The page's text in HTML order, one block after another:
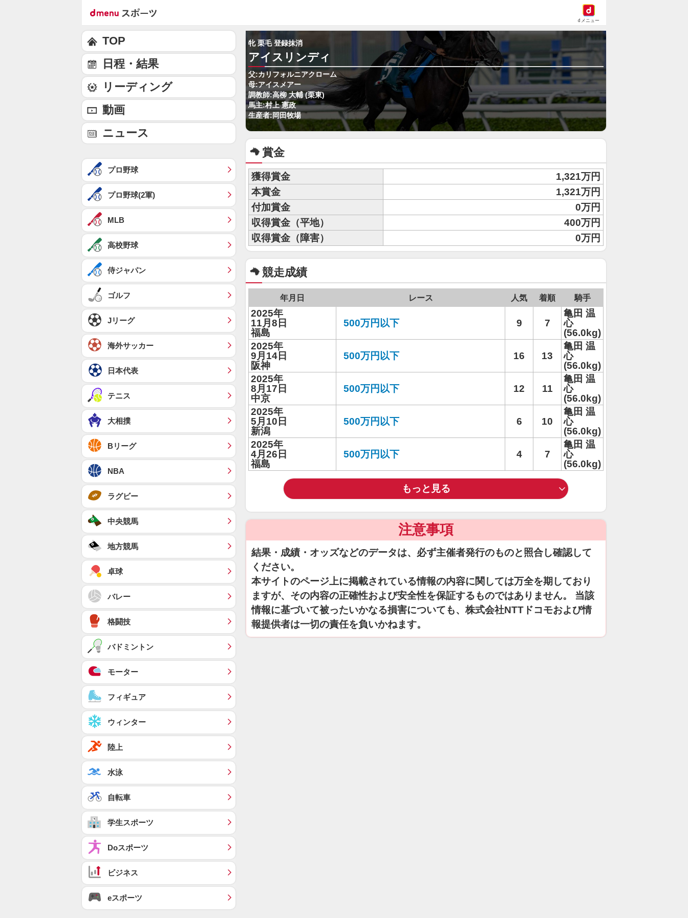
dメニュー
牝 栗毛 登録抹消
アイスリンディ
父:カリフォルニアクローム
母:アイスメアー
調教師:高柳 大輔 (栗東)
馬主:村上 憲政
生産者:岡田牧場
賞金
獲得賞金
1,321万円
本賞金
1,321万円
付加賞金
0万円
収得賞金（平地）
400万円
収得賞金（障害）
0万円
競走成績
年月日 レース 人気 着順 騎手
2025年
11月8日
福島
500万円以下 9 7
亀田 温
心
(56.0kg)
2025年
9月14日
阪神
500万円以下 16 13
亀田 温
心
(56.0kg)
2025年
8月17日
中京
500万円以下 12 11
亀田 温
心
(56.0kg)
2025年
5月10日
新潟
500万円以下 6 10
亀田 温
心
(56.0kg)
2025年
4月26日
福島
500万円以下 4 7
亀田 温
心
(56.0kg)
もっと見る
注意事項
結果・成績・オッズなどのデータは、必ず主催者発行のものと照合し確認して
ください。
本サイトのページ上に掲載されている情報の内容に関しては万全を期しており
ますが、その内容の正確性および安全性を保証するものではありません。 当該
情報に基づいて被ったいかなる損害についても、株式会社NTTドコモおよび情
報提供者は一切の責任を負いかねます。
TOP
日程・結果
リーディング
動画
ニュース
プロ野球
プロ野球(2軍)
MLB
高校野球
侍ジャパン
ゴルフ
Jリーグ
海外サッカー
日本代表
テニス
大相撲
Bリーグ
NBA
ラグビー
中央競馬
地方競馬
卓球
バレー
格闘技
バドミントン
モーター
フィギュア
ウィンター
陸上
水泳
自転車
学生スポーツ
Doスポーツ
ビジネス
eスポーツ